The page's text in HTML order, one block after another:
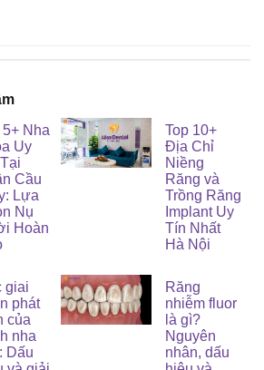
5+ Nha
Uy
Cầu
Lựa
Nụ
Hoàn
Top 10+
Địa Chỉ
Niềng
Răng và
Trồng Răng
Implant Uy
Tín Nhất
Hà Nội
giai
phát
của
nha
Dấu
Răng
nhiễm fluor
là gì?
Nguyên
nhân, dấu